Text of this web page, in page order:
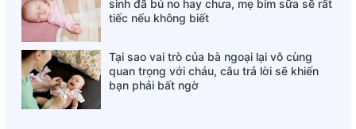
- Balo có cả quai đeo và quai xách tay. Quai đeo có thể
điều chỉnh được độ dài phù hợp với từng giai đoạn phát
triển của bé
- Phía đáy balo là bằng lớp da màu đen dễ dàng lau chùi
bụi bẩn, thoải mái cho bé chơi đùa
sinh đã bú no hay chưa, mẹ bỉm sữa sẽ rất
tiếc nếu không biết
Tại sao vai trò của bà ngoại lại vô cùng
quan trọng với cháu, câu trả lời sẽ khiến
bạn phải bất ngờ